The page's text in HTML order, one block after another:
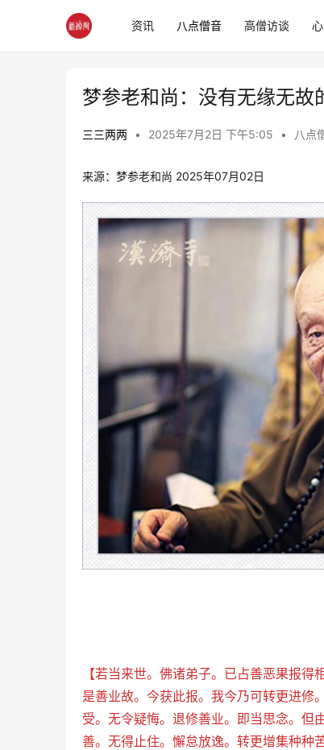
资讯 八点僧音 高僧访谈
梦参老和尚：没有无缘无故
三三两两 • 2025年7月2日 下午5:05 • 八点
来源：梦参老和尚 2025年07月02日
【若当来世。佛诸弟子。已占善恶果报
是善业故。今获此报。我今乃可转更进修
受。无令疑悔。退修善业。即当思念。但
善。无得止住。懈怠放逸。转更增集种种